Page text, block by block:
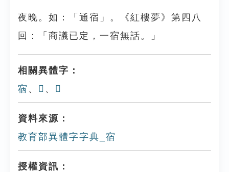
夜晚。如：「通宿」。《紅樓夢》第四八
回：「商議已定，一宿無話。」
相關異體字：
㝛 、 𡪴 、 𡩤
資料來源：
教育部異體字字典_宿
授權資訊：